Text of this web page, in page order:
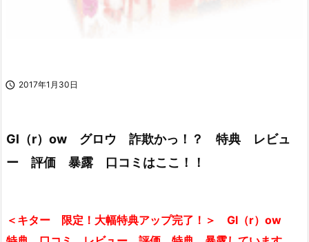
 2017年1月30日
Gl（r）ow グロウ 詐欺かっ！？ 特典 レビュ
ー 評価 暴露 口コミはここ！！
＜キター 限定！大幅特典アップ完了！＞ Gl（r）ow